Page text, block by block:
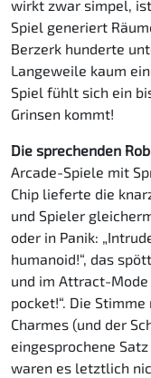
wirkt zwar simpel,
Spiel generiert
Berzerk hunderte
Langeweile kaum
Spiel fühlt sich ein
Grinsen kommt!
Die sprechenden
Arcade-Spiele mit
Chip lieferte die
und Spieler
oder in Panik:
humanoid!“, das
und im Attract-Mode
pocket!“. Die
Charmes (und der
eingesprochene
waren es letztlich